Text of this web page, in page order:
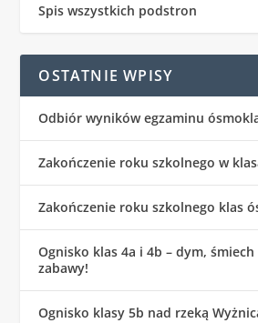
Spis wszystkich podstron
OSTATNIE WPISY
Odbiór wyników egzaminu
Zakończenie roku szkolnego w
Zakończenie roku szkolnego klas
Ognisko klas 4a i 4b – dym,
zabawy!
Ognisko klasy 5b nad rzeką